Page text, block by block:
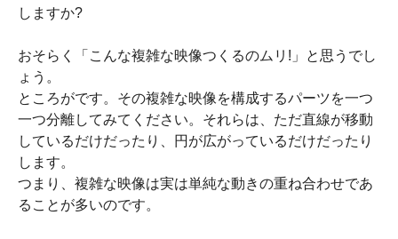
しますか?
おそらく「こんな複雑な映像つくるのムリ!」と思うでし
ょう。
ところがです。その複雑な映像を構成するパーツを一つ
一つ分離してみてください。それらは、ただ直線が移動
しているだけだったり、円が広がっているだけだったり
します。
つまり、複雑な映像は実は単純な動きの重ね合わせであ
ることが多いのです。